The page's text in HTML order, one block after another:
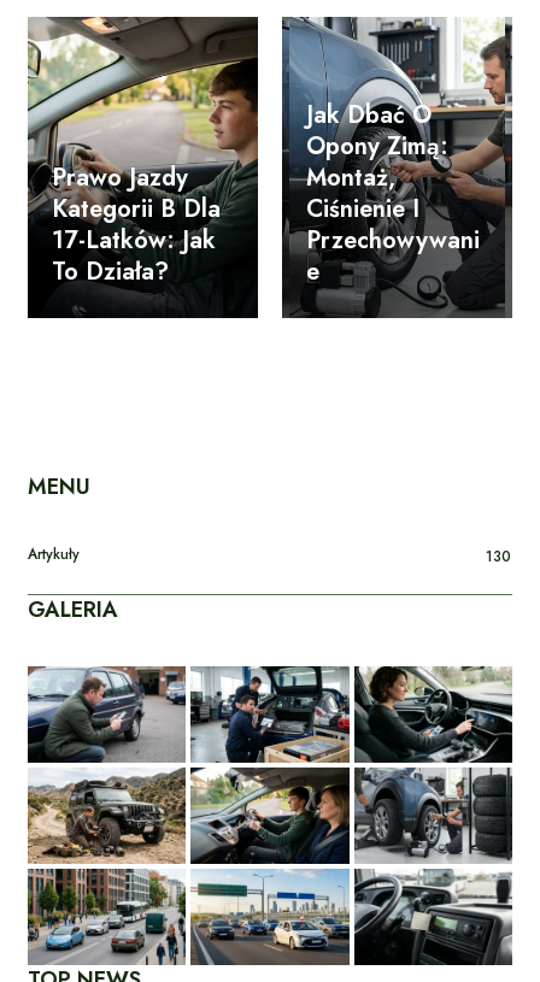
Prawo Jazdy
Kategorii B Dla
17-Latków: Jak
To Działa?
Jak Dbać O
Opony Zimą:
Montaż,
Ciśnienie I
Przechowywani
E
MENU
Artykuły 130
GALERIA